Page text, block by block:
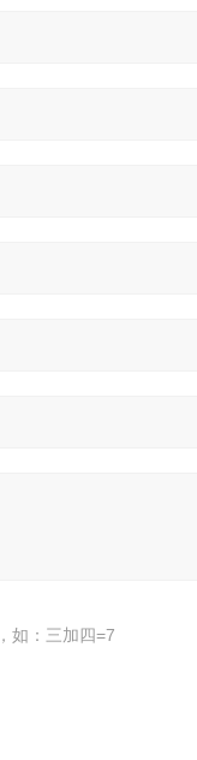
如：三加四=7